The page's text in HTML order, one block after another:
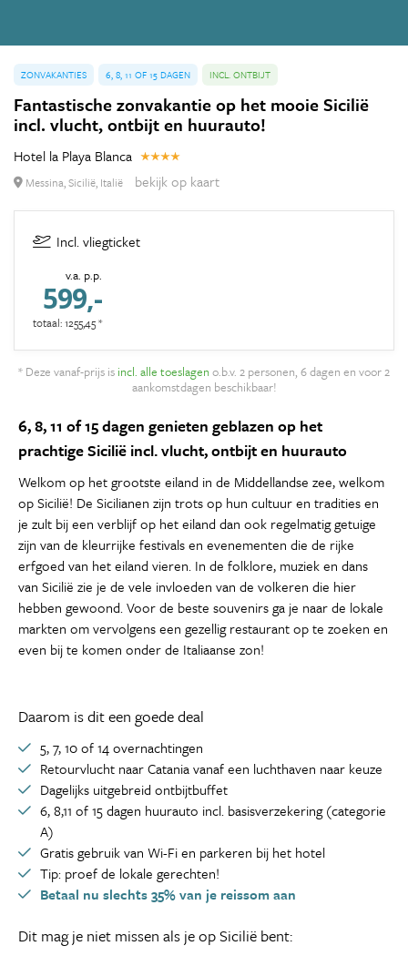
ZONVAKANTIES 6, 8, 11 OF 15 DAGEN INCL. ONTBIJT
Fantastische zonvakantie op het mooie Sicilië
incl. vlucht, ontbijt en huurauto!
Hotel la Playa Blanca
Messina, Sicilië, Italië bekijk op kaart
Incl. vliegticket
v.a. p.p.
599,-
totaal: 1255,45 *
* Deze vanaf-prijs is incl. alle toeslagen o.b.v. 2 personen, 6 dagen en voor 2
aankomstdagen beschikbaar!
6, 8, 11 of 15 dagen genieten geblazen op het
prachtige Sicilië incl. vlucht, ontbijt en huurauto
Welkom op het grootste eiland in de Middellandse zee, welkom
op Sicilië! De Sicilianen zijn trots op hun cultuur en tradities en
je zult bij een verblijf op het eiland dan ook regelmatig getuige
zijn van de kleurrijke festivals en evenementen die de rijke
erfgoed van het eiland vieren. In de folklore, muziek en dans
van Sicilië zie je de vele invloeden van de volkeren die hier
hebben gewoond. Voor de beste souvenirs ga je naar de lokale
markten om vervolgens een gezellig restaurant op te zoeken en
even bij te komen onder de Italiaanse zon!
Daarom is dit een goede deal
5, 7, 10 of 14 overnachtingen
Retourvlucht naar Catania vanaf een luchthaven naar keuze
Dagelijks uitgebreid ontbijtbuffet
6, 8,11 of 15 dagen huurauto incl. basisverzekering (categorie
A)
Gratis gebruik van Wi-Fi en parkeren bij het hotel
Tip: proef de lokale gerechten!
Betaal nu slechts 35% van je reissom aan
Dit mag je niet missen als je op Sicilië bent: